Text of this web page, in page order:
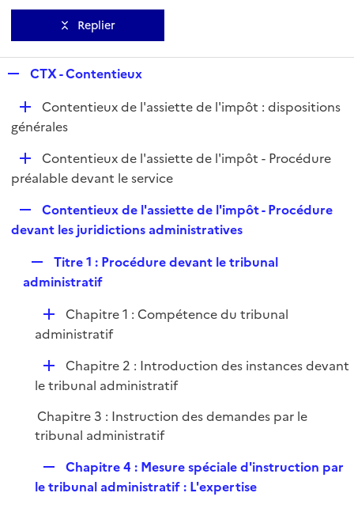
Replier
p
l
i
e
r
CTX - Contentieux
D
é
i
Contentieux de l'assiette de l'impôt : dispositions
générales
D
é
i
Contentieux de l'assiette de l'impôt - Procédure
préalable devant le service
e
l
i
Contentieux de l'assiette de l'impôt - Procédure
devant les juridictions administratives
e
l
i
e
r
Titre 1 : Procédure devant le tribunal
administratif
D
é
i
r
Chapitre 1 : Compétence du tribunal
administratif
D
é
l
i
r
Chapitre 2 : Introduction des instances devant
le tribunal administratif
Chapitre 3 : Instruction des demandes par le
tribunal administratif
e
Chapitre 4 : Mesure spéciale d'instruction par
le tribunal administratif : L'expertise